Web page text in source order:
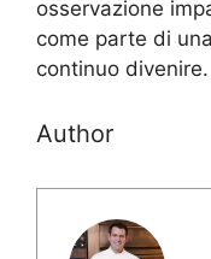
osservazione
come parte di
continuo
Author